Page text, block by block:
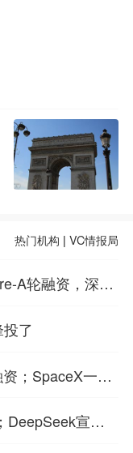
热门机构 |VC情报局
A轮融资，深耕i
了
；SpaceX一夜
DeepSeek宣布